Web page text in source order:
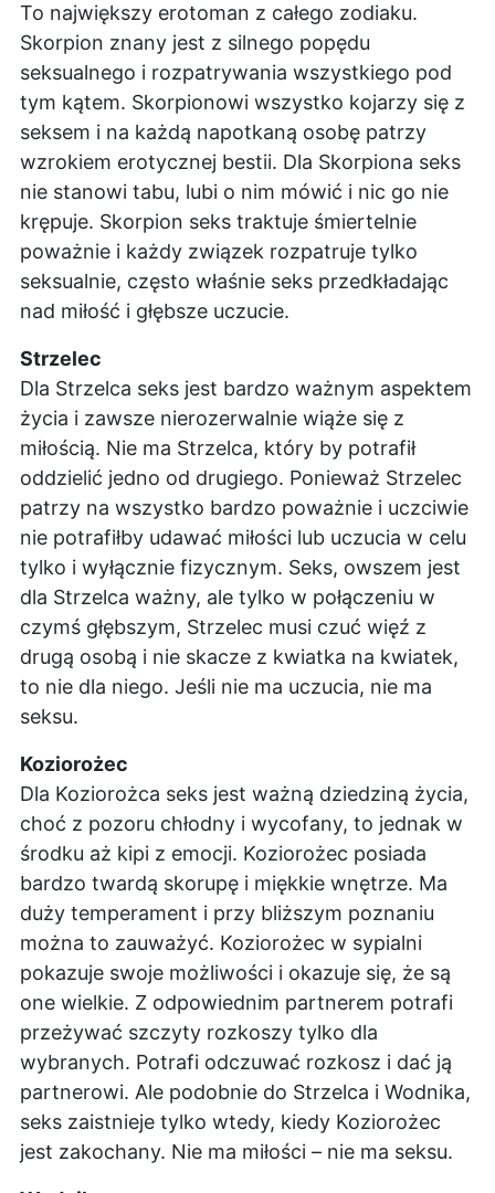
To największy erotoman z całego zodiaku.
Skorpion znany jest z silnego popędu
seksualnego i rozpatrywania wszystkiego pod
tym kątem. Skorpionowi wszystko kojarzy się z
seksem i na każdą napotkaną osobę patrzy
wzrokiem erotycznej bestii. Dla Skorpiona seks
nie stanowi tabu, lubi o nim mówić i nic go nie
krępuje. Skorpion seks traktuje śmiertelnie
poważnie i każdy związek rozpatruje tylko
seksualnie, często właśnie seks przedkładając
nad miłość i głębsze uczucie.
Strzelec
Dla Strzelca seks jest bardzo ważnym aspektem
życia i zawsze nierozerwalnie wiąże się z
miłością. Nie ma Strzelca, który by potrafił
oddzielić jedno od drugiego. Ponieważ Strzelec
patrzy na wszystko bardzo poważnie i uczciwie
nie potrafiłby udawać miłości lub uczucia w celu
tylko i wyłącznie fizycznym. Seks, owszem jest
dla Strzelca ważny, ale tylko w połączeniu w
czymś głębszym, Strzelec musi czuć więź z
drugą osobą i nie skacze z kwiatka na kwiatek,
to nie dla niego. Jeśli nie ma uczucia, nie ma
seksu.
Koziorożec
Dla Koziorożca seks jest ważną dziedziną życia,
choć z pozoru chłodny i wycofany, to jednak w
środku aż kipi z emocji. Koziorożec posiada
bardzo twardą skorupę i miękkie wnętrze. Ma
duży temperament i przy bliższym poznaniu
można to zauważyć. Koziorożec w sypialni
pokazuje swoje możliwości i okazuje się, że są
one wielkie. Z odpowiednim partnerem potrafi
przeżywać szczyty rozkoszy tylko dla
wybranych. Potrafi odczuwać rozkosz i dać ją
partnerowi. Ale podobnie do Strzelca i Wodnika,
seks zaistnieje tylko wtedy, kiedy Koziorożec
jest zakochany. Nie ma miłości – nie ma seksu.